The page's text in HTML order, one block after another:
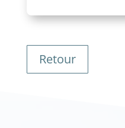
Retour